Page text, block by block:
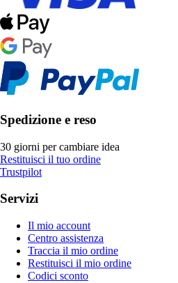
Spedizione e reso
30 giorni per cambiare idea
Restituisci il tuo ordine
Trustpilot
Servizi
Il mio account
Centro assistenza
Traccia il mio ordine
Restituisci il mio ordine
Codici sconto